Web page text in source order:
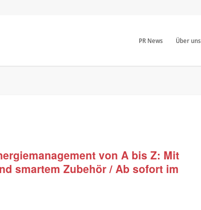
PR News Über uns
von A bis Z: Mit
smartem Zubehör / Ab sofort im